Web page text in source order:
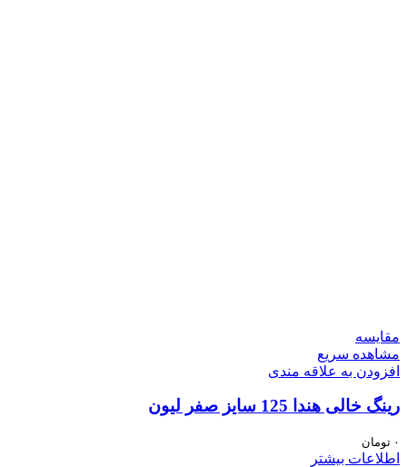
مقایسه
مشاهده سریع
افزودن به علاقه مندی
رینگ خالی هندا 125 سایز صفر لیون
۰ تومان
اطلاعات بیشتر